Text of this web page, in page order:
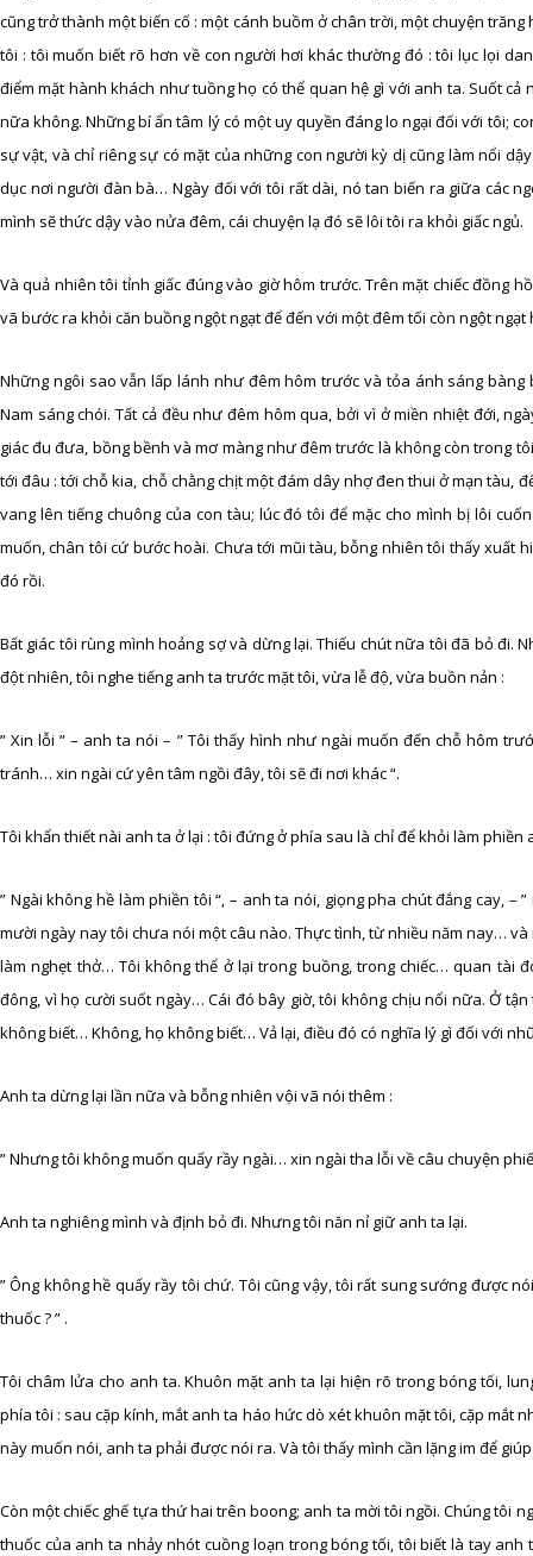
cũng trở thành một biến cố : một cánh buồm ở chân trời, một chuyện
tôi : tôi muốn biết rõ hơn về con người hơi khác thường đó : tôi lục lọi
điểm mặt hành khách như tuồng họ có thể quan hệ gì với anh ta. Suốt
nữa không. Những bí ẩn tâm lý có một uy quyền đáng lo ngại đối với tôi;
sự vật, và chỉ riêng sự có mặt của những con người kỳ dị cũng làm nổi
dục nơi người đàn bà… Ngày đối với tôi rất dài, nó tan biến ra giữa các
mình sẽ thức dậy vào nửa đêm, cái chuyện lạ đó sẽ lôi tôi ra khỏi giấc ngủ.
Và quả nhiên tôi tỉnh giấc đúng vào giờ hôm trước. Trên mặt chiếc đồng
vã bước ra khỏi căn buồng ngột ngạt để đến với một đêm tối còn ngột ngạt
Những ngôi sao vẫn lấp lánh như đêm hôm trước và tỏa ánh sáng
Nam sáng chói. Tất cả đều như đêm hôm qua, bởi vì ở miền nhiệt đới,
giác đu đưa, bồng bềnh và mơ màng như đêm trước là không còn trong
tới đâu : tới chỗ kia, chỗ chằng chịt một đám dây nhợ đen thui ở mạn tàu,
vang lên tiếng chuông của con tàu; lúc đó tôi để mặc cho mình bị lôi
muốn, chân tôi cứ bước hoài. Chưa tới mũi tàu, bỗng nhiên tôi thấy xuất
đó rồi.
Bất giác tôi rùng mình hoảng sợ và dừng lại. Thiếu chút nữa tôi đã bỏ đi.
đột nhiên, tôi nghe tiếng anh ta trước mặt tôi, vừa lễ độ, vừa buồn nản :
” Xin lỗi ” – anh ta nói – ” Tôi thấy hình như ngài muốn đến chỗ hôm
tránh… xin ngài cứ yên tâm ngồi đây, tôi sẽ đi nơi khác “.
Tôi khẩn thiết nài anh ta ở lại : tôi đứng ở phía sau là chỉ để khỏi làm phiền
” Ngài không hề làm phiền tôi “, – anh ta nói, giọng pha chút đắng cay,
mười ngày nay tôi chưa nói một câu nào. Thực tình, từ nhiều năm nay…
làm nghẹt thở… Tôi không thể ở lại trong buồng, trong chiếc… quan tài
đông, vì họ cười suốt ngày… Cái đó bây giờ, tôi không chịu nổi nữa. Ở
không biết… Không, họ không biết… Vả lại, điều đó có nghĩa lý gì đối với
Anh ta dừng lại lần nữa và bỗng nhiên vội vã nói thêm :
” Nhưng tôi không muốn quấy rầy ngài… xin ngài tha lỗi về câu chuyện
Anh ta nghiêng mình và định bỏ đi. Nhưng tôi năn nỉ giữ anh ta lại.
” Ông không hề quấy rầy tôi chứ. Tôi cũng vậy, tôi rất sung sướng được
thuốc ? ” .
Tôi châm lửa cho anh ta. Khuôn mặt anh ta lại hiện rõ trong bóng tối,
phía tôi : sau cặp kính, mắt anh ta háo hức dò xét khuôn mặt tôi, cặp mắt
này muốn nói, anh ta phải được nói ra. Và tôi thấy mình cần lặng im để
Còn một chiếc ghế tựa thứ hai trên boong; anh ta mời tôi ngồi. Chúng tôi
thuốc của anh ta nhảy nhót cuồng loạn trong bóng tối, tôi biết là tay